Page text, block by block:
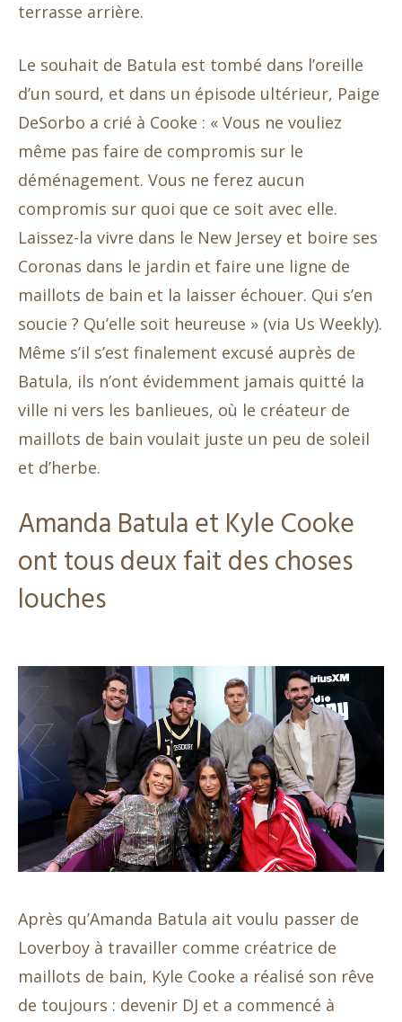
terrasse arrière.
Le souhait de Batula est tombé dans l’oreille
d’un sourd, et dans un épisode ultérieur, Paige
DeSorbo a crié à Cooke : « Vous ne vouliez
même pas faire de compromis sur le
déménagement. Vous ne ferez aucun
compromis sur quoi que ce soit avec elle.
Laissez-la vivre dans le New Jersey et boire ses
Coronas dans le jardin et faire une ligne de
maillots de bain et la laisser échouer. Qui s’en
soucie ? Qu’elle soit heureuse » (via Us Weekly).
Même s’il s’est finalement excusé auprès de
Batula, ils n’ont évidemment jamais quitté la
ville ni vers les banlieues, où le créateur de
maillots de bain voulait juste un peu de soleil
et d’herbe.
Amanda Batula et Kyle Cooke
ont tous deux fait des choses
louches
Après qu’Amanda Batula ait voulu passer de
Loverboy à travailler comme créatrice de
maillots de bain, Kyle Cooke a réalisé son rêve
de toujours : devenir DJ et a commencé à